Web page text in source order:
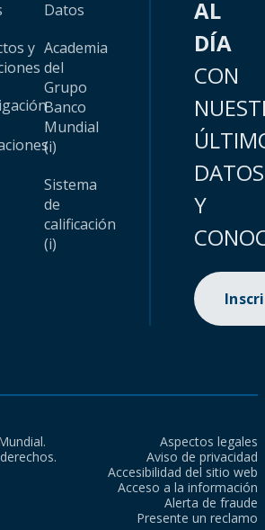
y
Datos
Academia
del
Grupo
Banco
Mundial
(i)
Sistema
de
calificación
(i)
AL
DÍA
CON
DATOS
Y
Aspectos legales
Aviso de privacidad
Accesibilidad del sitio web
Acceso a la información
Alerta de fraude
Presente un reclamo